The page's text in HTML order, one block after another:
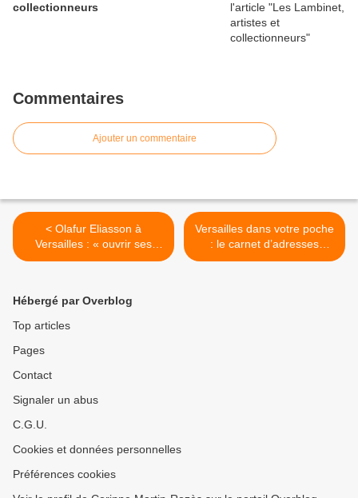
collectionneurs
Commentaires
Ajouter un commentaire
< Olafur Eliasson à
Versailles : « ouvrir ses
sens, saisir l’inattendu »
Versailles dans votre poche
: le carnet d’adresses
d’Eléonore >
Hébergé par Overblog
Top articles
Pages
Contact
Signaler un abus
C.G.U.
Cookies et données personnelles
Préférences cookies